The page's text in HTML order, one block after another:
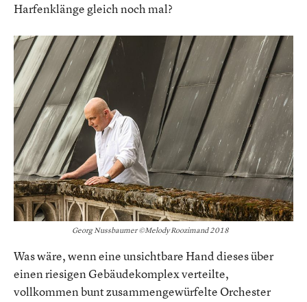
Harfenklänge gleich noch mal?
Georg Nussbaumer ©Melody Roozimand 2018
Was wäre, wenn eine unsichtbare Hand dieses über
einen riesigen Gebäudekomplex verteilte,
vollkommen bunt zusammengewürfelte Orchester